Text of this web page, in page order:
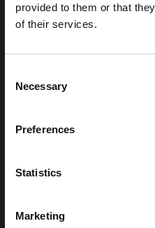
provided to them or that
of their services.
Selection
Necessary
Preferences
Statistics
Marketing
علماء اجتماعيون يقدمون
بونديبوغيو في إيتوري،
بونديبوغيو
إيتوري، التي تتأثر
لفيروس إيبولا، بل تقدم